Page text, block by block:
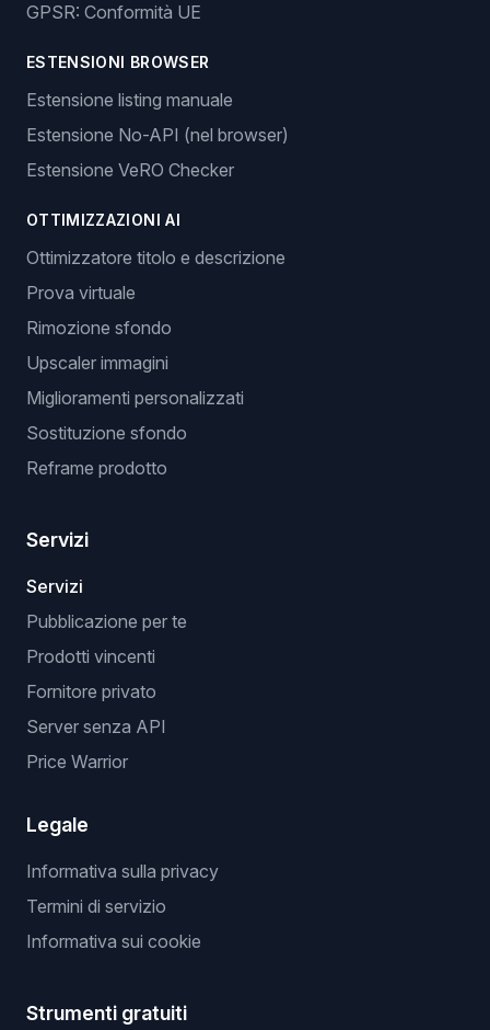
GPSR: Conformità UE
ESTENSIONI BROWSER
Estensione listing manuale
Estensione No-API (nel browser)
Estensione VeRO Checker
OTTIMIZZAZIONI AI
Ottimizzatore titolo e descrizione
Prova virtuale
Rimozione sfondo
Upscaler immagini
Miglioramenti personalizzati
Sostituzione sfondo
Reframe prodotto
Servizi
Servizi
Pubblicazione per te
Prodotti vincenti
Fornitore privato
Server senza API
Price Warrior
Legale
Informativa sulla privacy
Termini di servizio
Informativa sui cookie
Strumenti gratuiti